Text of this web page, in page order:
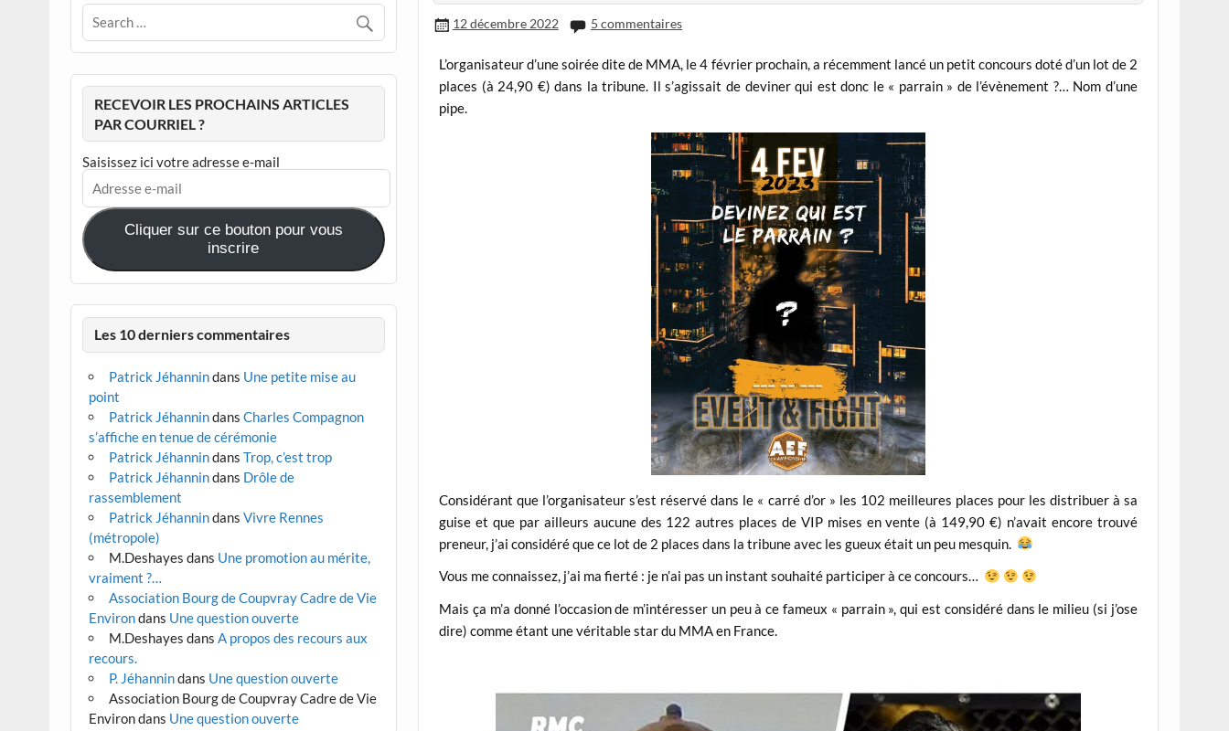
12 décembre 2022 5 commentaires
L’organisateur d’une soirée dite de MMA, le 4 février prochain, a récemment lancé un petit concours doté d’un lot de 2
places (à 24,90 €) dans la tribune. Il s’agissait de deviner qui est donc le « parrain » de l’évènement ?… Nom d’une
pipe.
Considérant que l’organisateur s’est réservé dans le « carré d’or » les 102 meilleures places pour les distribuer à sa
guise et que par ailleurs aucune des 122 autres places de VIP mises en vente (à 149,90 €) n’avait encore trouvé
preneur, j’ai considéré que ce lot de 2 places dans la tribune avec les gueux était un peu mesquin.
Vous me connaissez, j’ai ma fierté : je n’ai pas un instant souhaité participer à ce concours…
Mais ça m’a donné l’occasion de m’intéresser un peu à ce fameux « parrain », qui est considéré dans le milieu (si j’ose
dire) comme étant une véritable star du MMA en France.
RECEVOIR LES PROCHAINS ARTICLES
PAR COURRIEL ?
Saisissez ici votre adresse e-mail
Adresse
e-
mail
Cliquer sur ce bouton pour vous
inscrire
Les 10 derniers commentaires
Patrick Jéhannindans Une petite mise au
point
Patrick Jéhannindans Charles Compagnon
s’affiche en tenue de cérémonie
Patrick Jéhannindans Trop, c’est trop
Patrick Jéhannindans Drôle de
rassemblement
Patrick Jéhannindans Vivre Rennes
(métropole)
M.Deshayes dans Une promotion au mérite,
vraiment ?…
Association Bourg de Coupvray Cadre de Vie
Environdans Une question ouverte
M.Deshayes dans A propos des recours aux
recours.
P. Jéhannindans Une question ouverte
Association Bourg de Coupvray Cadre de Vie
Environdans Une question ouverte